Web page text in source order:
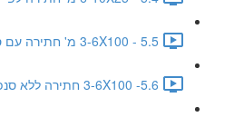
5.5 - 3-6X100 מ' חתירה עם סנפירים (1:08)
5.6- 3-6X100 חתירה ללא סנפירים (1:05)